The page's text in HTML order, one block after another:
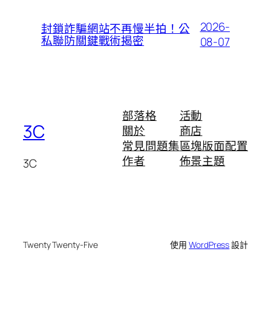
封鎖詐騙網站不再慢半拍！公
私聯防關鍵戰術揭密
2026-
08-07
3C
3C
部落格
關於
常見問題集
作者
活動
商店
區塊版面配置
佈景主題
Twenty Twenty-Five 使用WordPress設計